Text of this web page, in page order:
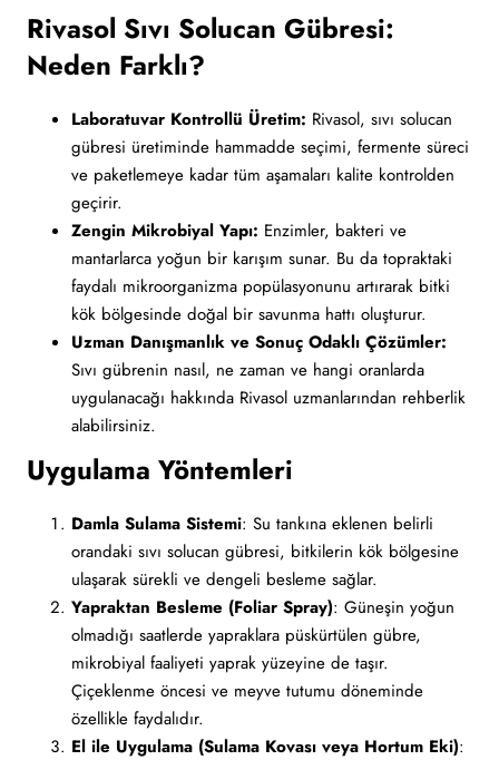
Rivasol Sıvı Solucan Gübresi:
Neden Farklı?
Laboratuvar Kontrollü Üretim: Rivasol, sıvı solucan
gübresi üretiminde hammadde seçimi, fermente süreci
ve paketlemeye kadar tüm aşamaları kalite kontrolden
geçirir.
Zengin Mikrobiyal Yapı: Enzimler, bakteri ve
mantarlarca yoğun bir karışım sunar. Bu da topraktaki
faydalı mikroorganizma popülasyonunu artırarak bitki
kök bölgesinde doğal bir savunma hattı oluşturur.
Uzman Danışmanlık ve Sonuç Odaklı Çözümler:
Sıvı gübrenin nasıl, ne zaman ve hangi oranlarda
uygulanacağı hakkında Rivasol uzmanlarından rehberlik
alabilirsiniz.
Uygulama Yöntemleri
Damla Sulama Sistemi: Su tankına eklenen belirli
orandaki sıvı solucan gübresi, bitkilerin kök bölgesine
ulaşarak sürekli ve dengeli besleme sağlar.
Yapraktan Besleme (Foliar Spray): Güneşin yoğun
olmadığı saatlerde yapraklara püskürtülen gübre,
mikrobiyal faaliyeti yaprak yüzeyine de taşır.
Çiçeklenme öncesi ve meyve tutumu döneminde
özellikle faydalıdır.
El ile Uygulama (Sulama Kovası veya Hortum Eki):